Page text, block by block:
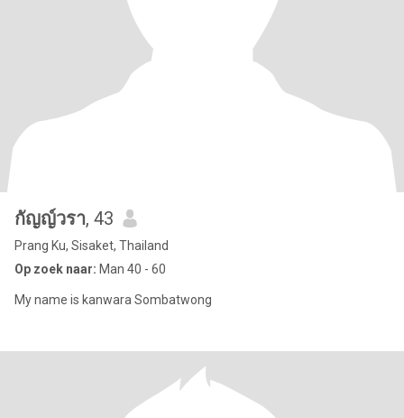
กัญญ์วรา, 43
Prang Ku, Sisaket, Thailand
Op zoek naar: Man 40 - 60
My name is kanwara Sombatwong